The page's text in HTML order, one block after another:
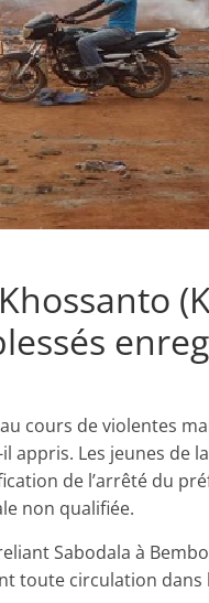
cours de violentes
appris. Les jeunes de
de l’arrêté du
non qualifiée.
Sabodala à
toute circulation dans